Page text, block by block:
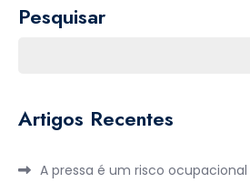
Pesquisar
Artigos Recentes
A pressa é um risco ocupacional